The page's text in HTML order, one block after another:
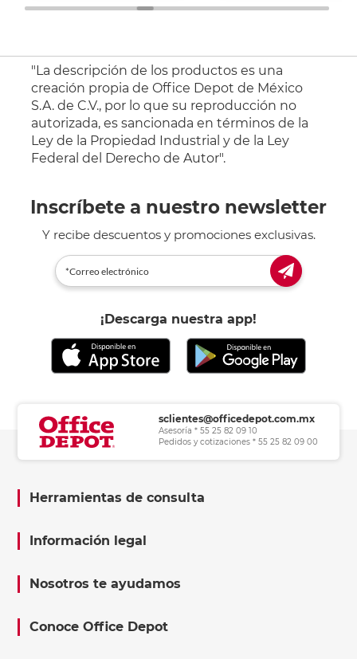
"La descripción de los productos es una
creación propia de Office Depot de México
S.A. de C.V., por lo que su reproducción no
autorizada, es sancionada en términos de la
Ley de la Propiedad Industrial y de la Ley
Federal del Derecho de Autor".
Inscríbete a nuestro newsletter
Y recibe descuentos y promociones exclusivas.
¡Descarga nuestra app!
sclientes@officedepot.com.mx
Asesoría * 55 25 82 09 10
Pedidos y cotizaciones * 55 25 82 09 00
Herramientas de consulta
Información legal
Nosotros te ayudamos
Conoce Office Depot